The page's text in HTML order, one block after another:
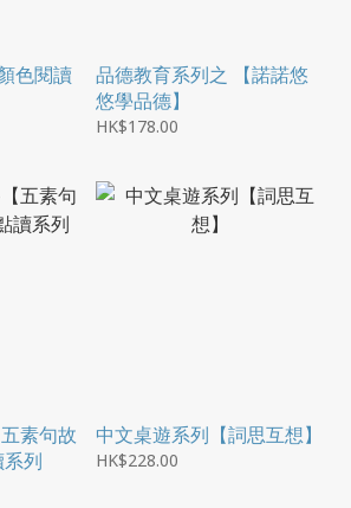
色閱讀
品德教育系列之 【諾諾悠
悠學品德】
HK$178.00
素句故
列
中文桌遊系列【詞思互想】
HK$228.00